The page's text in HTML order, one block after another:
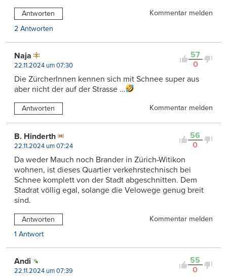
Antworten
Kommentar melden
2 Antworten
57
0
Naja
22.11.2024 um 07:30
Die ZürcherInnen kennen sich mit Schnee super aus
aber nicht der auf der Strasse …
Antworten Kommentar melden
56
0
B. Hinderth
22.11.2024 um 07:24
Da weder Mauch noch Brander in Zürich-Witikon
wohnen, ist dieses Quartier verkehrstechnisch bei
Schnee komplett von der Stadt abgeschnitten. Dem
Stadrat völlig egal, solange die Velowege genug breit
sind.
Antworten
Kommentar melden
1 Antwort
55
0
Andi
22.11.2024 um 07:39